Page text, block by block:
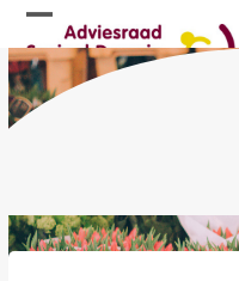
Skip
to
content
Open
mobile
menu
Close
mobile
menu